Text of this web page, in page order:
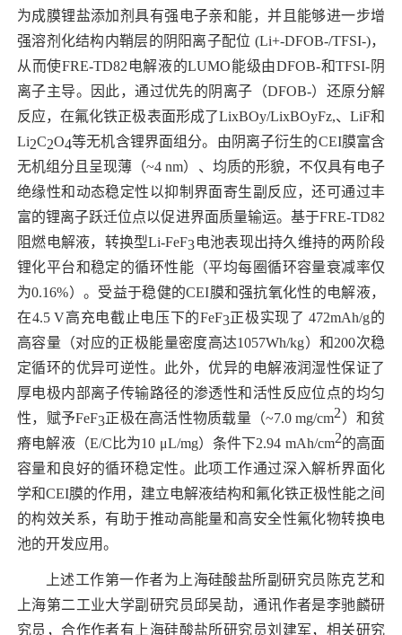
为成膜锂盐添加剂具有强电子亲和能，并且能够进一步增
强溶剂化结构内鞘层的阴阳离子配位 (Li+-DFOB-/TFSI-)，
从而使FRE-TD82 电解液的LUMO能级由DFOB-和TFSI- 阴
离子主导。因此，通过优先的阴离子（DFOB-）还原分解
反应，在氟化铁正极表面形成了LixBOy/LixBOyFz,、 LiF和
Li2C2O4等无机含锂界面组分。由阴离子衍生的CEI膜富含
无机组分且呈现薄（~4 nm）、均质的形貌，不仅具有电子
绝缘性和动态稳定性以抑制界面寄生副反应，还可通过丰
富的锂离子跃迁位点以促进界面质量输运。基于FRE-TD82
阻燃电解液，转换型Li-FeF3电池表现出持久维持的两阶段
锂化平台和稳定的循环性能（平均每圈循环容量衰减率仅
为0.16%）。受益于稳健的CEI膜和强抗氧化性的电解液，
在4.5 V高充电截止电压下的FeF3正极实现了472mAh/g的
高容量（对应的正极能量密度高达1057Wh/kg）和200次稳
定循环的优异可逆性。此外，优异的电解液润湿性保证了
厚电极内部离子传输路径的渗透性和活性反应位点的均匀
性，赋予FeF3正极在高活性物质载量（~7.0 mg/cm2）和贫
瘠电解液（E/C 比为10 μL/mg）条件下2.94 mAh/cm2的高面
容量和良好的循环稳定性。此项工作通过深入解析界面化
学和CEI膜的作用，建立电解液结构和氟化铁正极性能之间
的构效关系，有助于推动高能量和高安全性氟化物转换电
池的开发应用。
上述工作第一作者为上海硅酸盐所副研究员陈克艺和
上海第二工业大学副研究员邱吴劼，通讯作者是李驰麟研
究员，合作作者有上海硅酸盐所研究员刘建军，相关研究